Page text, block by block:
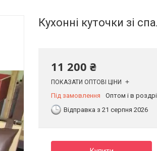
Кухонні куточки зі
11 200 ₴
ПОКАЗАТИ ОПТОВІ ЦІНИ
Під замовлення Оптом і в
Відправка з 21 серпня 2026